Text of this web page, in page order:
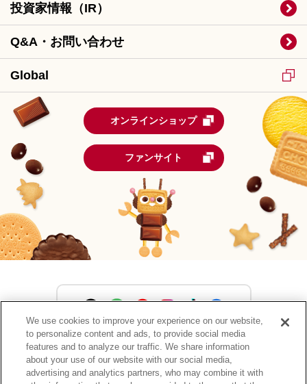
投資家情報（IR）
Q&A・お問い合わせ
Global
オンラインショップ
ファンサイト
森永製菓公式アカウント一覧
We use cookies to improve your experience on our website,
to personalize content and ads, to provide social media
features and to analyze our traffic. We share information
about your use of our website with our social media,
advertising and analytics partners, who may combine it with